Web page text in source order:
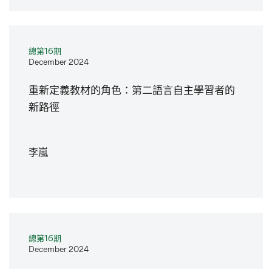
總第16期
December 2024
重新定義教材的角色：第二語言自主學習者的
新路徑
李嵐
總第16期
December 2024